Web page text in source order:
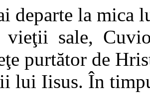
departe la mica
vieţii sale,
purtător de
lui Iisus. În